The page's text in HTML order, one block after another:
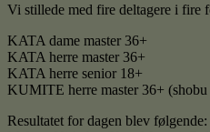
Vi stillede med fire deltagere i fire
KATA dame master 36+
KATA herre master 36+
KATA herre senior 18+
KUMITE herre master 36+ (shobu
Resultatet for dagen blev følgende: